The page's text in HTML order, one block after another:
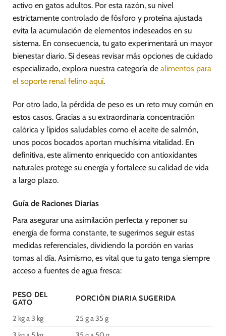
activo en gatos adultos. Por esta razón, su nivel
estrictamente controlado de fósforo y proteína ajustada
evita la acumulación de elementos indeseados en su
sistema. En consecuencia, tu gato experimentará un mayor
bienestar diario. Si deseas revisar más opciones de cuidado
especializado, explora nuestra categoría de alimentos para
el soporte renal felino aquí.
Por otro lado, la pérdida de peso es un reto muy común en
estos casos. Gracias a su extraordinaria concentración
calórica y lípidos saludables como el aceite de salmón,
unos pocos bocados aportan muchísima vitalidad. En
definitiva, este alimento enriquecido con antioxidantes
naturales protege su energía y fortalece su calidad de vida
a largo plazo.
Guía de Raciones Diarias
Para asegurar una asimilación perfecta y reponer su
energía de forma constante, te sugerimos seguir estas
medidas referenciales, dividiendo la porción en varias
tomas al día. Asimismo, es vital que tu gato tenga siempre
acceso a fuentes de agua fresca:
PESO DEL
GATO
PORCIÓN DIARIA SUGERIDA
2 kg a 3 kg
25 g a 35 g